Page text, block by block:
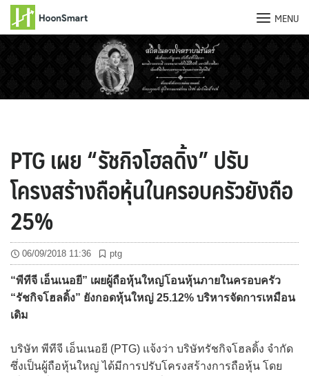
MENU
PTG เผย “รัชกิจโฮลดิ้ง” ปรับ
โครงสร้างถือหุ้นในครอบครัวยังถือ
25%
06/09/2018 11:36 ptg
“พีทีจี เอ็นเนอยี” เผยผู้ถือหุ้นใหญ่โอนหุ้นภายในครอบครัว
“รัชกิจโฮลดิ้ง” ยังกอดหุ้นใหญ่ 25.12% บริหารจัดการเหมือน
เดิม
บริษัท พีทีจี เอ็นเนอยี (PTG) แจ้งว่า บริษัทรัชกิจโฮลดิ้ง จำกัด
ซึ่งเป็นผู้ถือหุ้นใหญ่ ได้มีการปรับโครงสร้างการถือหุ้น โดย